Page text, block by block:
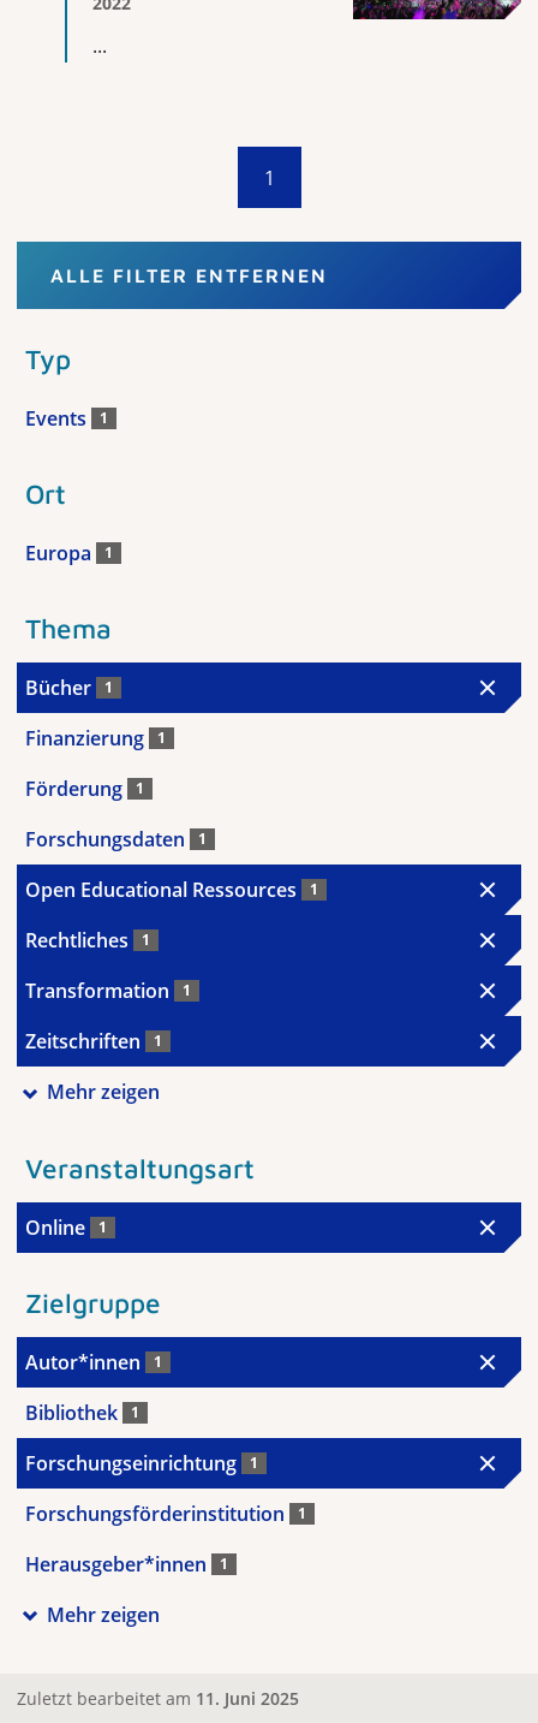
...
1
ALLE FILTER ENTFERNEN
Typ
Events 1
Ort
Europa 1
Thema
Bücher 1
Finanzierung 1
Förderung 1
Forschungsdaten 1
Open Educational Ressources 1
Rechtliches 1
Transformation 1
Zeitschriften 1
Mehr zeigen
Veranstaltungsart
Online 1
Zielgruppe
Autor*innen 1
Bibliothek 1
Forschungseinrichtung 1
Forschungsförderinstitution 1
Herausgeber*innen 1
Mehr zeigen
Zuletzt bearbeitet am 11. Juni 2025